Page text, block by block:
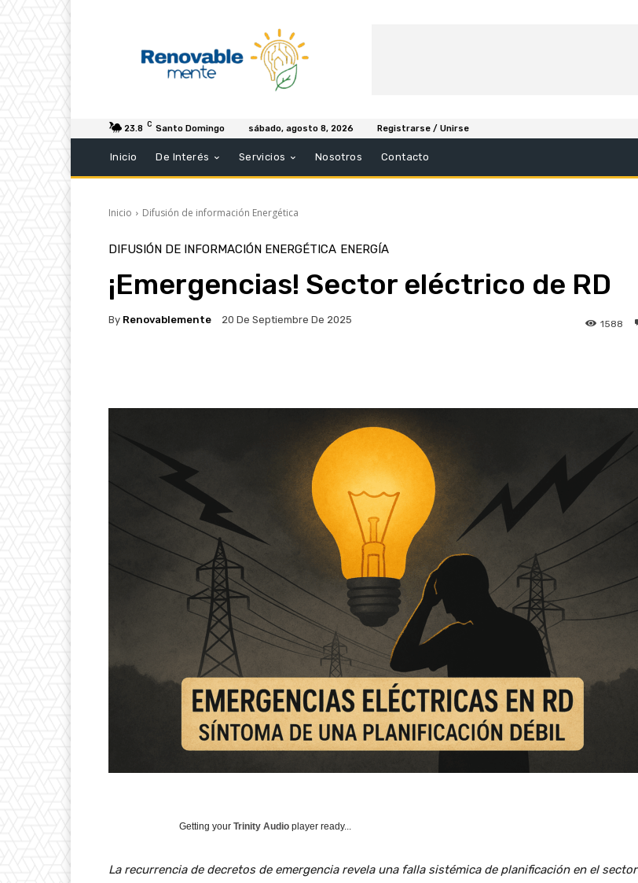
23.8 C Santo Domingo sábado, agosto 8, 2026 Registrarse / Unirse
Inicio De Interés Servicios Nosotros Contacto
Inicio Difusión de información Energética
DIFUSIÓN DE INFORMACIÓN ENERGÉTICA ENERGÍA
¡Emergencias! Sector eléctrico de RD
By Renovablemente 20 De Septiembre De 2025 1588
Getting your Trinity Audio player ready...
La recurrencia de decretos de emergencia revela una falla sistémica de planificación en el sector